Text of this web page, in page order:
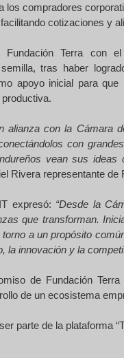
los compradores
cotizaciones y
Terra con el
tras haber
apoyo inicial para
alianza con la Cámara
con
vean sus
Rivera representante de
expresó: “Desde la
que transforman.
a un propósito
la innovación y la
de Fundación
de un ecosistema
parte de la plataforma